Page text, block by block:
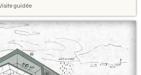
guidée